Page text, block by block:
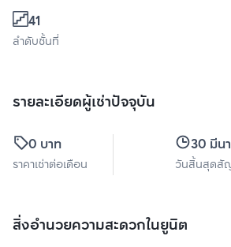
41
ลำดับชั้นที่
รายละเอียดผู้เช่าปัจจุบัน
0 บาท
ราคาเช่าต่อเดือน
30 มีน
วันสิ้นสุดสั
สิ่งอำนวยความสะดวกในยูนิต